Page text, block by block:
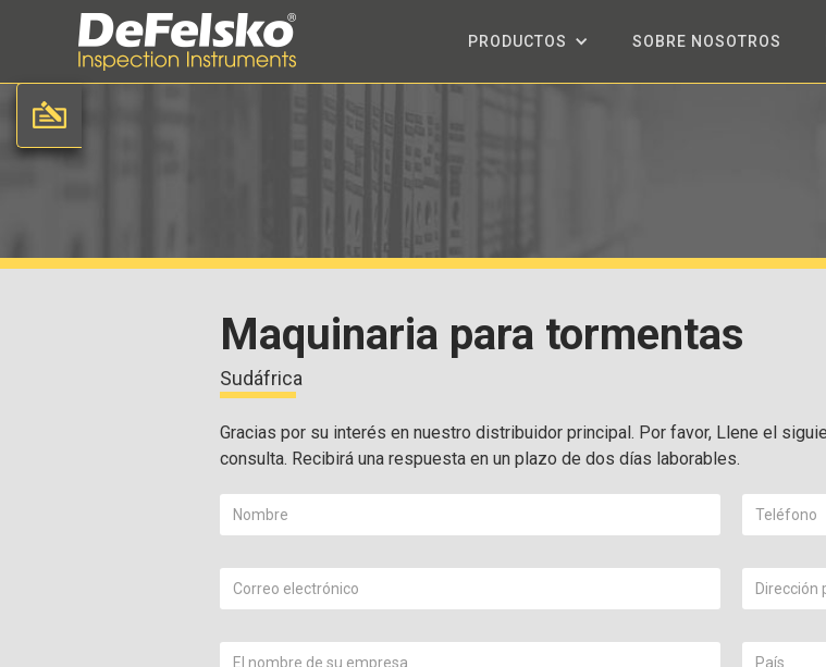
PRODUCTOS SOBRE NOSOTROS
Maquinaria para tormentas
Sudáfrica
Gracias por su interés en nuestro distribuidor principal. Por favor, Llene el
consulta. Recibirá una respuesta en un plazo de dos días laborables.